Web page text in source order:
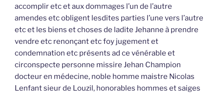
accomplir etc et aux dommages l’un de l’autre
amendes etc obligent lesdites parties l’une vers l’autre
etc et les biens et choses de ladite Jehanne à prendre
vendre etc renonçant etc foy jugement et
condemnation etc présents ad ce vénérable et
circonspecte personne missire Jehan Champion
docteur en médecine, noble homme maistre Nicolas
Lenfant sieur de Louzil, honorables hommes et saiges